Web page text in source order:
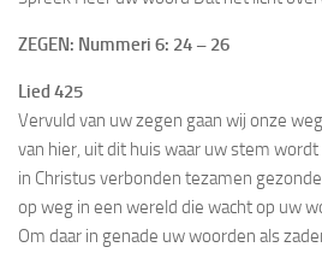
ZEGEN: Nummeri 6: 24 – 26
Lied 425
Vervuld van uw zegen gaan wij onze
van hier, uit dit huis waar uw stem
in Christus verbonden tezamen
op weg in een wereld die wacht op uw
Om daar in genade uw woorden als